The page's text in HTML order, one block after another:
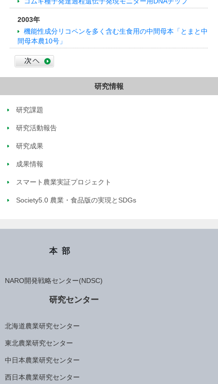
2003年
機能性成分リコペンを多く含む生食用の中間母本「とまと中
間母本農10号」
研究情報
研究課題
研究活動報告
研究成果
成果情報
スマート農業実証プロジェクト
Society5.0 農業・食品版の実現とSDGs
本部
NARO開発戦略センター(NDSC)
研究センター
北海道農業研究センター
東北農業研究センター
中日本農業研究センター
西日本農業研究センター